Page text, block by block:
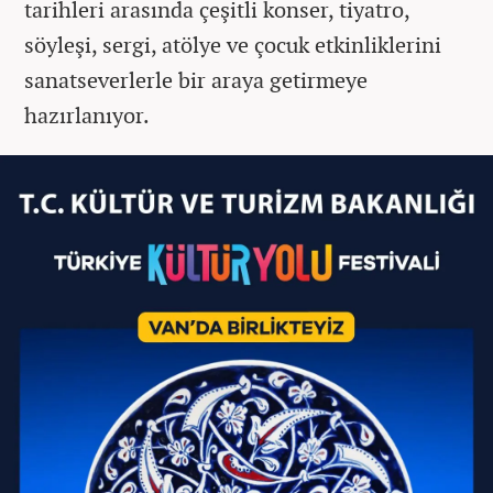
tarihleri arasında çeşitli konser, tiyatro,
söyleşi, sergi, atölye ve çocuk etkinliklerini
sanatseverlerle bir araya getirmeye
hazırlanıyor.